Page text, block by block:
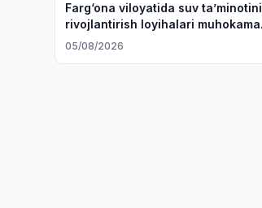
Farg‘ona viloyatida suv taʼminotini
rivojlantirish loyihalari muhokama
qilindi
05/08/2026